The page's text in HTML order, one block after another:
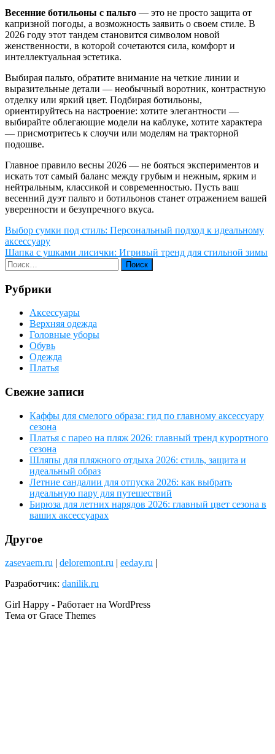
Весенние ботильоны с пальто — это не просто защита от
капризной погоды, а возможность заявить о своем стиле. В
2026 году этот тандем становится символом новой
женственности, в которой сочетаются сила, комфорт и
интеллектуальная эстетика.
Выбирая пальто, обратите внимание на четкие линии и
выразительные детали — необычный воротник, контрастную
отделку или яркий цвет. Подбирая ботильоны,
ориентируйтесь на настроение: хотите элегантности —
выбирайте облегающие модели на каблуке, хотите характера
— присмотритесь к слоучи или моделям на тракторной
подошве.
Главное правило весны 2026 — не бояться экспериментов и
искать тот самый баланс между грубым и нежным, ярким и
нейтральным, классикой и современностью. Пусть ваш
весенний дуэт пальто и ботильонов станет отражением вашей
уверенности и безупречного вкуса.
Навигация
по
записям
Выбор сумки под стиль: Персональный подход к идеальному
аксессуару
Шапка с ушками лисички: Игривый тренд для стильной зимы
Рубрики
Аксессуары
Верхняя одежда
Головные уборы
Обувь
Одежда
Платья
Свежие записи
Каффы для смелого образа: гид по главному аксессуару
сезона
Платья с парео на пляж 2026: главный тренд курортного
сезона
Шляпы для пляжного отдыха 2026: стиль, защита и
идеальный образ
Летние сандалии для отпуска 2026: как выбрать
идеальную пару для путешествий
Бирюза для летних нарядов 2026: главный цвет сезона в
ваших аксессуарах
Другое
zasevaem.ru | deloremont.ru | eeday.ru |
Разработчик: danilik.ru
Girl Happy - Работает на WordPress
Тема от Grace Themes